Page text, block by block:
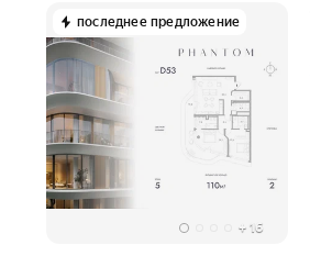
последнее предложение
+ 16